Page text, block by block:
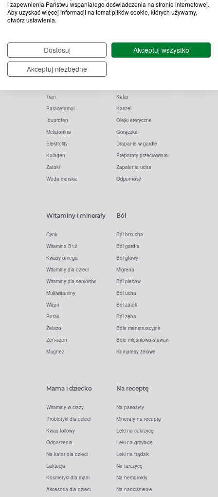
i zapewnienia Państwu wspaniałego doświadczenia na stronie internetowej.
Aby uzyskać więcej informacji na temat plików cookie, których używamy,
otwórz ustawienia.
Dostosuj
Akceptuj wszystko
Akceptuj niezbędne
Popularne zapytania
Witamina D
Witamina C
Tran
Paracetamol
Ibuprofen
Melatonina
Elektrolity
Kolagen
Zatoki
Woda morska
Przeziębienie i grypa
Katar
Kaszel
Olejki eteryczne
Gorączka
Drapanie w gardle
Preparaty przeciwwirusowe
Zapalenie ucha
Odporność
Witaminy i minerały
Cynk
Witamina B12
Kwasy omega
Witaminy dla dzieci
Witaminy dla seniorów
Multiwitaminy
Wapń
Potas
Żelazo
Żeń-szeń
Magnez
Ból
Ból brzucha
Ból gardła
Ból głowy
Migrena
Ból pleców
Ból ucha
Ból zatok
Ból zęba
Bóle menstruacyjne
Bóle mięśniowo-stawowe
Kompresy żelowe
Mama i dziecko
Witaminy w ciąży
Probiotyki dla dzieci
Kwas foliowy
Odparzenia
Na katar dla dzieci
Laktacja
Kosmetyki dla mam
Akcesoria dla dzieci
Na receptę
Na pasożyty
Minerały na receptę
Leki na cukrzycę
Leki na grzybicę
Leki na trądzik
Na tarczycę
Na hemoroidy
Na nadciśnienie